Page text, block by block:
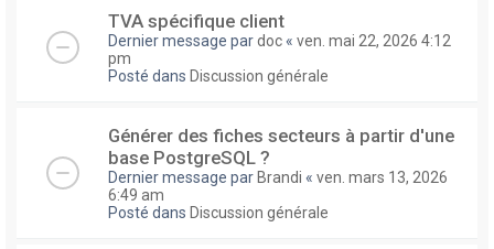
TVA spécifique client
Dernier message pardoc « ven. mai 22, 2026 4:12
pm
Posté dans Discussion générale
Générer des fiches secteurs à partir d'une
base PostgreSQL ?
Dernier message par Brandi « ven. mars 13, 2026
6:49 am
Posté dans Discussion générale